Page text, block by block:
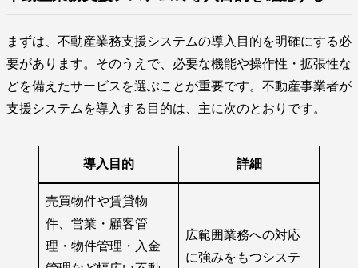
まずは、不動産業務支援システムの導入目的を明確にする必
要があります。そのうえで、必要な機能や操作性・拡張性な
どを備えたサービスを選ぶことが重要です。不動産事業者が
支援システムを導入する目的は、主に次のとおりです。
導入目的 詳細
売買物件や賃貸物
件、営業・顧客管
理・物件管理・入金
広範囲業務への対応
に強みをもつシステ